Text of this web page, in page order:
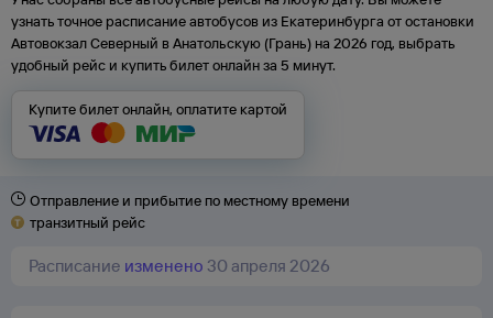
узнать точное расписание автобусов из Екатеринбурга отостановки
Автовокзал Северный в Анатольскую (Грань) на 2026 год, выбрать
удобный рейс и купить билет онлайн за 5 минут.
Купите билет онлайн, оплатите картой
Отправление и прибытие по местному времени
транзитный рейс
Расписание изменено 30 апреля 2026